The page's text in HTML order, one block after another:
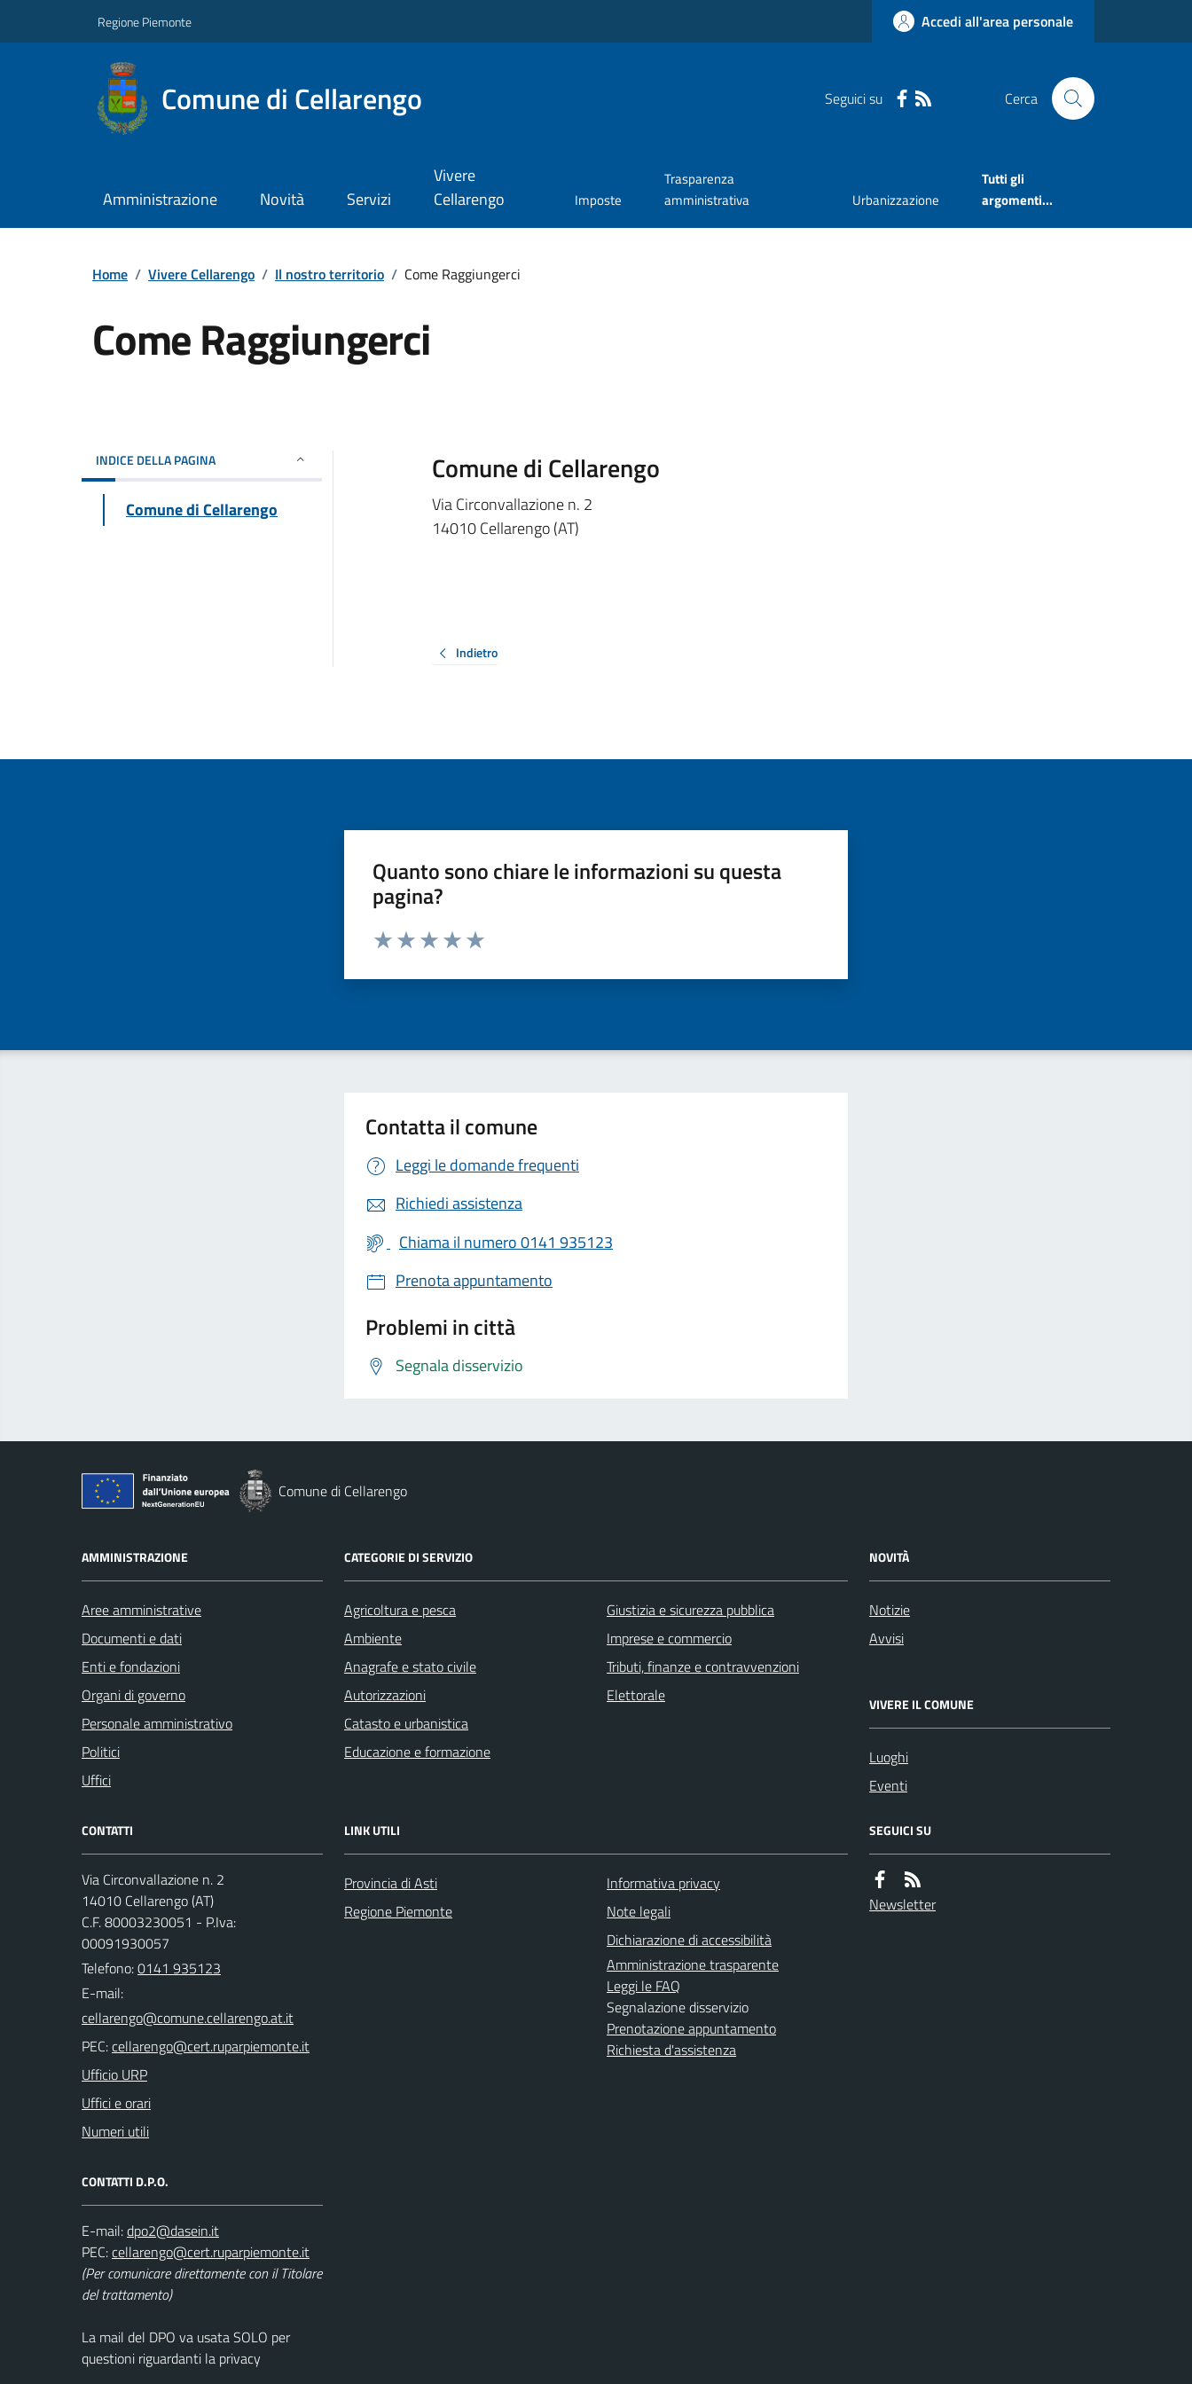
Regione Piemonte Accedi all'area personale
Comune di Cellarengo Seguici su Cerca
Amministrazione Novità Servizi
Vivere
Cellarengo
Imposte
Trasparenza
amministrativa
Urbanizzazione
Tutti gli
argomenti...
Home / Vivere Cellarengo / Il nostro territorio / Come Raggiungerci
Come Raggiungerci
INDICE DELLA PAGINA
Comune di Cellarengo
Comune di Cellarengo
Via Circonvallazione n. 2
14010 Cellarengo (AT)
Indietro
Quanto sono chiare le informazioni su questa
pagina?
Valuta da 1 a 5 stelle la pagina
Contatta il comune
Leggi le domande frequenti
Richiedi assistenza
Chiama il numero 0141 935123
Prenota appuntamento
Problemi in città
Segnala disservizio
Comune di Cellarengo
AMMINISTRAZIONE
Aree amministrative
Documenti e dati
Enti e fondazioni
Organi di governo
Personale amministrativo
Politici
Uffici
CATEGORIE DI SERVIZIO
Agricoltura e pesca
Ambiente
Anagrafe e stato civile
Autorizzazioni
Catasto e urbanistica
Educazione e formazione
Giustizia e sicurezza pubblica
Imprese e commercio
Tributi, finanze e contravvenzioni
Elettorale
NOVITÀ
Notizie
Avvisi
VIVERE IL COMUNE
Luoghi
Eventi
CONTATTI
Via Circonvallazione n. 2
14010 Cellarengo (AT)
C.F. 80003230051 - P.Iva:
00091930057
Telefono:0141 935123
E-mail:
PEC:
Ufficio URP
Uffici e orari
Numeri utili
CONTATTI D.P.O.
E-mail:
PEC:
(Per comunicare direttamente con il Titolare
del trattamento)
La mail del DPO va usata SOLO per
questioni riguardanti la privacy
LINK UTILI
Provincia di Asti
Regione Piemonte
Informativa privacy
Note legali
Dichiarazione di accessibilità
Amministrazione trasparente
Leggi le FAQ
Segnalazione disservizio
Prenotazione appuntamento
Richiesta d'assistenza
SEGUICI SU
Newsletter